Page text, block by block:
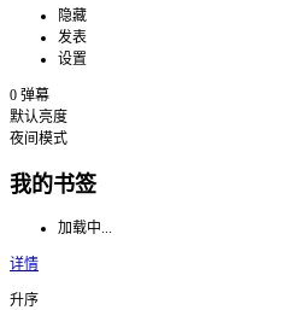
隐藏
发表
设置
0 弹幕
默认亮度
夜间模式
我的书签
加载中...
详情
升序